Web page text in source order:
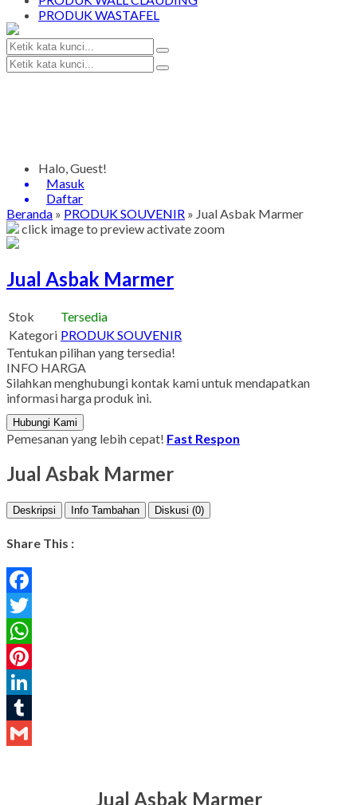
PRODUK WASTAFEL
Halo, Guest!
Masuk
Daftar
Beranda » PRODUK SOUVENIR » Jual Asbak Marmer
click image to previewactivate zoom
Jual Asbak Marmer
Stok
Tersedia
Kategori PRODUK SOUVENIR
Tentukan pilihan yang tersedia!
INFO HARGA
Silahkan menghubungi kontak kami untuk mendapatkan
informasi harga produk ini.
Hubungi Kami
Pemesanan yang lebih cepat! Fast Respon
Jual Asbak Marmer
Deskripsi Info Tambahan Diskusi (0)
Share This :
Facebook
Twitter
WhatsApp
Pinterest
LinkedIn
Tumblr
Jual Asbak Marmer